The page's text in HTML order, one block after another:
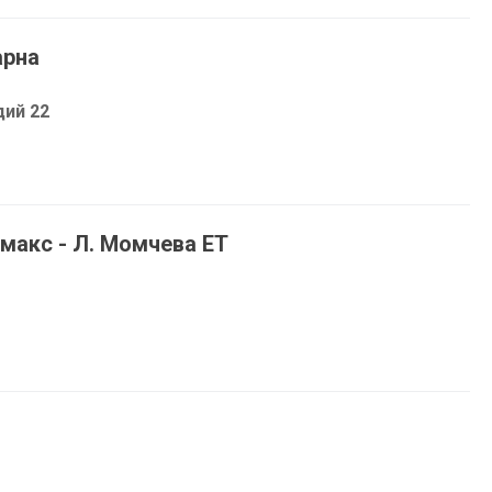
22
- Л. Момчева ЕТ